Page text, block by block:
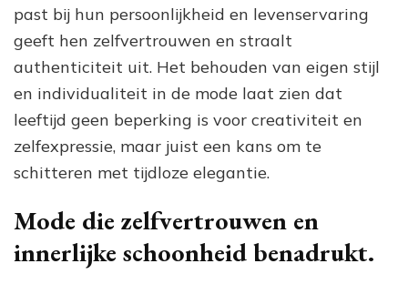
past bij hun persoonlijkheid en levenservaring
geeft hen zelfvertrouwen en straalt
authenticiteit uit. Het behouden van eigen stijl
en individualiteit in de mode laat zien dat
leeftijd geen beperking is voor creativiteit en
zelfexpressie, maar juist een kans om te
schitteren met tijdloze elegantie.
Mode die zelfvertrouwen en
innerlijke schoonheid benadrukt.